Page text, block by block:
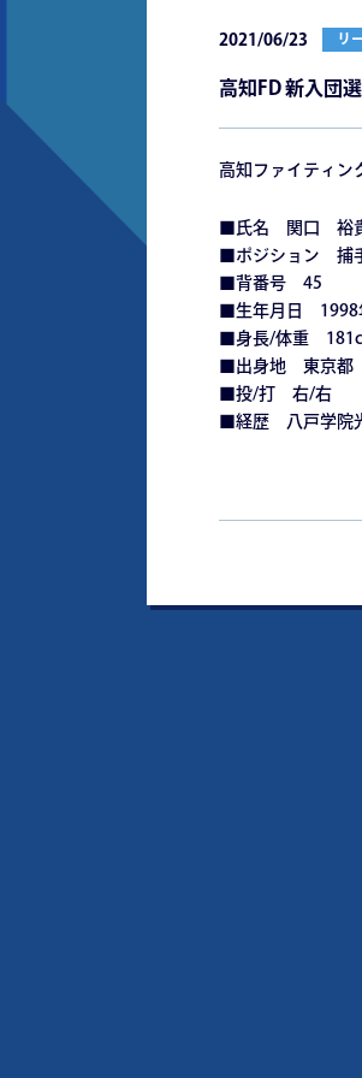
2021/06/23 リ
高知FD 新入団
高知ファイティン
■氏名 関口 裕
■ポジション 捕
■背番号 45
■生年月日 1998
■身長/体重
■出身地 東京都
■投/打 右/右
■経歴 八戸学院